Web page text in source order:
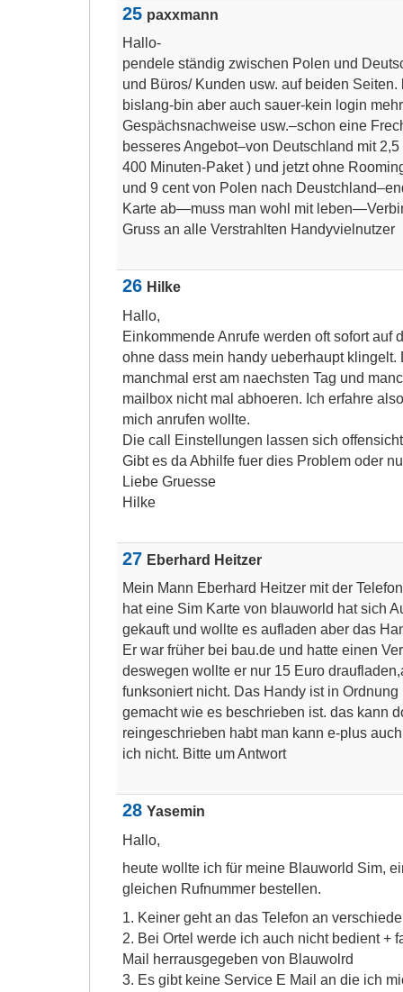
25 paxxmann
Hallo-
pendele ständig zwischen Polen und
und Büros/ Kunden usw. auf beiden
bislang-bin aber auch sauer-kein login
Gespächsnachweise usw.–schon eine
besseres Angebot–von Deutschland mit
400 Minuten-Paket ) und jetzt ohne
und 9 cent von Polen nach
Karte ab—muss man wohl mit
Gruss an alle Verstrahlten Handyvielnutzer
26 Hilke
Hallo,
Einkommende Anrufe werden oft sofort auf
ohne dass mein handy ueberhaupt klingelt.
manchmal erst am naechsten Tag und
mailbox nicht mal abhoeren. Ich erfahre
mich anrufen wollte.
Die call Einstellungen lassen sich
Gibt es da Abhilfe fuer dies Problem oder
Liebe Gruesse
Hilke
27 Eberhard Heitzer
Mein Mann Eberhard Heitzer mit der
hat eine Sim Karte von blauworld hat sich
gekauft und wollte es aufladen aber das
Er war früher bei bau.de und hatte einen
deswegen wollte er nur 15 Euro
funksoniert nicht. Das Handy ist in
gemacht wie es beschrieben ist. das kann
reingeschrieben habt man kann e-plus
ich nicht. Bitte um Antwort
28 Yasemin
Hallo,
heute wollte ich für meine Blauworld Sim,
gleichen Rufnummer bestellen.
1. Keiner geht an das Telefon an
2. Bei Ortel werde ich auch nicht bedient +
Mail herrausgegeben von Blauwolrd
3. Es gibt keine Service E Mail an die ich